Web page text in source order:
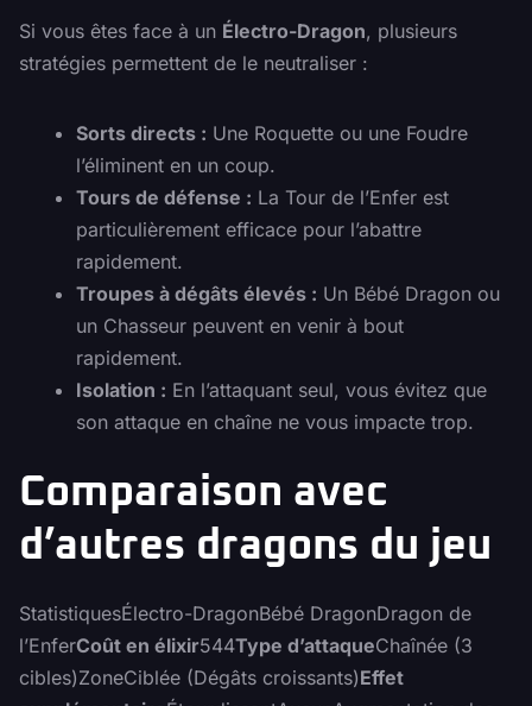
Si vous êtes face à un Électro-Dragon, plusieurs
stratégies permettent de le neutraliser :
Sorts directs : Une Roquette ou une Foudre
l’éliminent en un coup.
Tours de défense : La Tour de l’Enfer est
particulièrement efficace pour l’abattre
rapidement.
Troupes à dégâts élevés : Un Bébé Dragon ou
un Chasseur peuvent en venir à bout
rapidement.
Isolation : En l’attaquant seul, vous évitez que
son attaque en chaîne ne vous impacte trop.
Comparaison avec
d’autres dragons du jeu
StatistiquesÉlectro-DragonBébé DragonDragon de
l’EnferCoût en élixir544Type d’attaqueChaînée (3
cibles)ZoneCiblée (Dégâts croissants)Effet